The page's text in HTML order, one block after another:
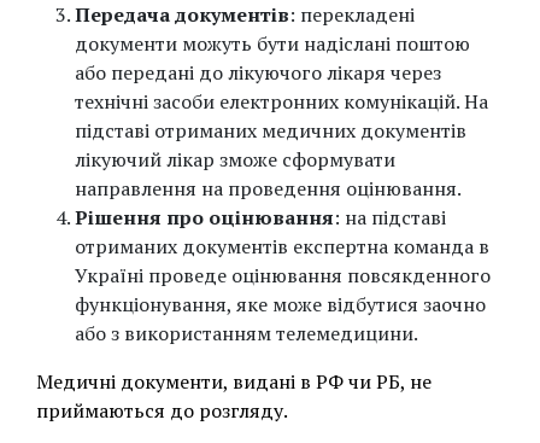
Передача документів: перекладені
документи можуть бути надіслані поштою
або передані до лікуючого лікаря через
технічні засоби електронних комунікацій. На
підставі отриманих медичних документів
лікуючий лікар зможе сформувати
направлення на проведення оцінювання.
Рішення про оцінювання: на підставі
отриманих документів експертна команда в
Україні проведе оцінювання повсякденного
функціонування, яке може відбутися заочно
або з використанням телемедицини.
Медичні документи, видані в РФ чи РБ, не
приймаються до розгляду.